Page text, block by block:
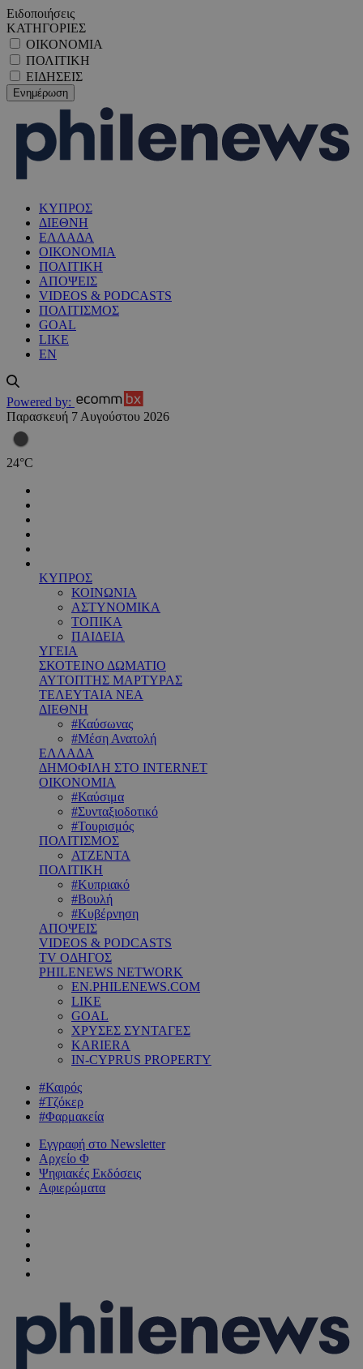
Ειδοποιήσεις
ΚΑΤΗΓΟΡΙΕΣ
ΟΙΚΟΝΟΜΙΑ
ΠΟΛΙΤΙΚΗ
ΕΙΔΗΣΕΙΣ
ΚΥΠΡΟΣ
ΔΙΕΘΝΗ
ΕΛΛΑΔΑ
ΟΙΚΟΝΟΜΙΑ
ΠΟΛΙΤΙΚΗ
ΑΠΟΨΕΙΣ
VIDEOS & PODCASTS
ΠΟΛΙΤΙΣΜΟΣ
GOAL
LIKE
EN
Powered by:
Παρασκευή 7 Αυγούστου 2026
24°C
ΚΥΠΡΟΣ
ΚΟΙΝΩΝΙΑ
ΑΣΤΥΝΟΜΙΚΑ
ΤΟΠΙΚΑ
ΠΑΙΔΕΙΑ
ΥΓΕΙΑ
ΣΚΟΤΕΙΝΟ ΔΩΜΑΤΙΟ
ΑΥΤΟΠΤΗΣ ΜΑΡΤΥΡΑΣ
ΤΕΛΕΥΤΑΙΑ ΝΕΑ
ΔΙΕΘΝΗ
#Καύσωνας
#Μέση Ανατολή
ΕΛΛΑΔΑ
ΔΗΜΟΦΙΛΗ ΣΤΟ INTERNET
ΟΙΚΟΝΟΜΙΑ
#Καύσιμα
#Συνταξιοδοτικό
#Τουρισμός
ΠΟΛΙΤΙΣΜΟΣ
ΑΤΖΕΝΤΑ
ΠΟΛΙΤΙΚΗ
#Κυπριακό
#Βουλή
#Κυβέρνηση
ΑΠΟΨΕΙΣ
VIDEOS & PODCASTS
TV ΟΔΗΓΟΣ
PHILENEWS NETWORK
EN.PHILENEWS.COM
LIKE
GOAL
ΧΡΥΣΕΣ ΣΥΝΤΑΓΕΣ
KARIERA
IN-CYPRUS PROPERTY
#Καιρός
#Τζόκερ
#Φαρμακεία
Εγγραφή στο Newsletter
Αρχείο Φ
Ψηφιακές Εκδόσεις
Αφιερώματα